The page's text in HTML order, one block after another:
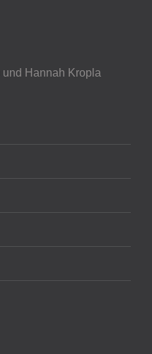
und Hannah Kropla